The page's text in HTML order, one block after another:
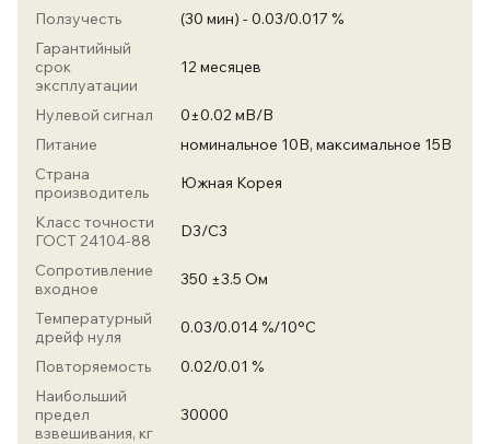
Ползучесть
(30 мин) - 0.03/0.017 %
Гарантийный
срок
эксплуатации
12 месяцев
Нулевой сигнал
0±0.02 мВ/В
Питание
номинальное 10В, максимальное 15В
Страна
производитель
Южная Корея
Класс точности
ГОСТ 24104-88
D3/С3
Сопротивление
входное
350 ±3.5 Ом
Температурный
дрейф нуля
0.03/0.014 %/10°C
Повторяемость
0.02/0.01 %
Наибольший
предел
взвешивания, кг
30000